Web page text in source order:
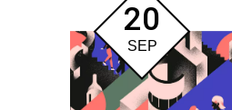
20
SEP